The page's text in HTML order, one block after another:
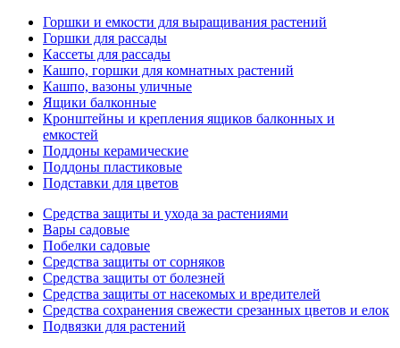
Горшки и емкости для выращивания растений
Горшки для рассады
Кассеты для рассады
Кашпо, горшки для комнатных растений
Кашпо, вазоны уличные
Ящики балконные
Кронштейны и крепления ящиков балконных и
емкостей
Поддоны керамические
Поддоны пластиковые
Подставки для цветов
Средства защиты и ухода за растениями
Вары садовые
Побелки садовые
Средства защиты от сорняков
Средства защиты от болезней
Средства защиты от насекомых и вредителей
Средства сохранения свежести срезанных цветов и елок
Подвязки для растений